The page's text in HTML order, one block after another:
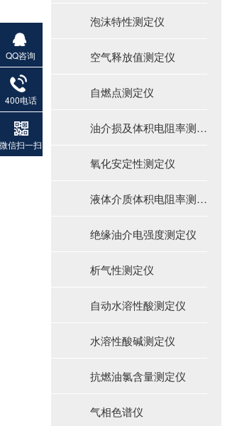
泡沫特性测定仪
空气释放值测定仪
自燃点测定仪
油介损及体积电阻率测定仪
氧化安定性测定仪
液体介质体积电阻率测定仪
绝缘油介电强度测定仪
析气性测定仪
自动水溶性酸测定仪
水溶性酸碱测定仪
抗燃油氯含量测定仪
气相色谱仪
QQ咨询
400电话
微信扫一扫